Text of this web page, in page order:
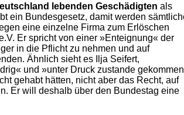
lebenden Geschädigten als
ein Bundesgesetz, damit werden
eine einzelne Firma zum Erlöschen
Er spricht von einer »Enteignung« der
in die Pflicht zu nehmen und auf
Ähnlich sieht es Ilja Seifert,
und »unter Druck zustande gekommen
gehabt hätten, nicht aber das Recht, auf
Er will deshalb über den Bundestag eine